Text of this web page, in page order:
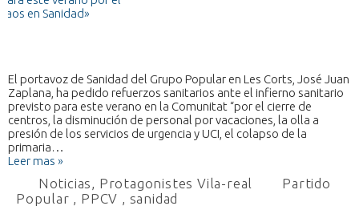
El portavoz de Sanidad del Grupo Popular en Les Corts, José Juan
Zaplana, ha pedido refuerzos sanitarios ante el infierno sanitario
previsto para este verano en la Comunitat “por el cierre de
centros, la disminución de personal por vacaciones, la olla a
presión de los servicios de urgencia y UCI, el colapso de la
primaria…
Leer mas »
Noticias, Protagonistes Vila-real
Partido
Popular , PPCV , sanidad